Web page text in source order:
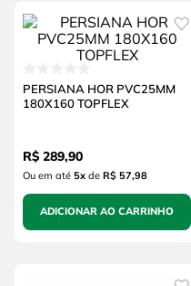
PERSIANA HOR PVC25MM
180X160 TOPFLEX
R$ 289,90
Ou em até 5xde R$ 57,98
ADICIONAR AO CARRINHO